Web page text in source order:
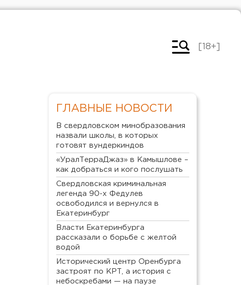
[18+]
ГЛАВНЫЕ НОВОСТИ
В свердловском минобразования
назвали школы, в которых
готовят вундеркиндов
«УралТерраДжаз» в Камышлове –
как добраться и кого послушать
Свердловская криминальная
легенда 90-х Федулев
освободился и вернулся в
Екатеринбург
Власти Екатеринбурга
рассказали о борьбе с желтой
водой
Исторический центр Оренбурга
застроят по КРТ, а история с
небоскребами — на паузе